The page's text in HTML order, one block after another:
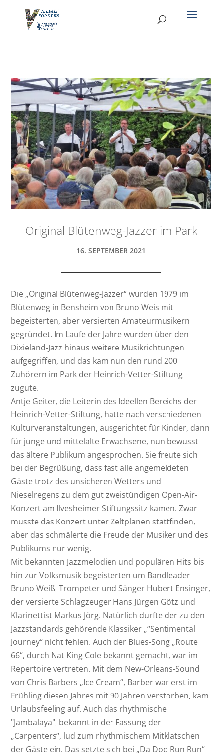
Original Blütenweg-Jazzer im Park
16. SEPTEMBER 2021
Die „Original Blütenweg-Jazzer“ wurden 1979 im
Blütenweg in Bensheim von Bruno Weis mit
begeisterten, aber versierten Amateurmusikern
gegründet. Im Laufe der Jahre wurden über den
Dixieland-Jazz hinaus weitere Musikrichtungen
aufgegriffen, und das kam nun den rund 200
Zuhörern im Park der Heinrich-Vetter-Stiftung
zugute.
Antje Geiter, die Leiterin des Ideellen Bereichs der
Heinrich-Vetter-Stiftung, hatte nach verschiedenen
Kulturveranstaltungen, ausgerichtet für Kinder, dann
für junge und mittelalte Erwachsene, nun bewusst
das ältere Publikum angesprochen. Sie freute sich
bei der Begrüßung, dass fast alle angemeldeten
Gäste trotz des unsicheren Wetters und
Nieselregens zu dem gut zweistündigen Open-Air-
Konzert am Ilvesheimer Stiftungssitz kamen. Zwar
musste das Konzert unter Zeltplanen stattfinden,
aber das schmälerte die Freude der Musiker und des
Publikums nur wenig.
Mit bekannten Jazzmelodien und populären Hits bis
hin zur Volksmusik begeisterten um Bandleader
Bruno Weiß, Trompeter und Sänger Hubert Ensinger,
der versierte Schlagzeuger Hans Jürgen Götz und
Klarinettist Markus Jörg. Natürlich durfte der zu den
Jazzstandards gehörende Klassiker „“Sentimental
Journey“ nicht fehlen. Auch der Blues-Song „Route
66“, durch Nat King Cole bekannt gemacht, war im
Repertoire vertreten. Mit dem New-Orleans-Sound
von Chris Barbers „Ice Cream“, Barber war erst im
Frühling diesen Jahres mit 90 Jahren verstorben, kam
Urlaubsfeeling auf. Auch das rhythmische
"Jambalaya", bekannt in der Fassung der
„Carpenters“, lud zum rhythmischem Mitklatschen
der Gäste ein. Das setzte sich bei „Da Doo Run Run“